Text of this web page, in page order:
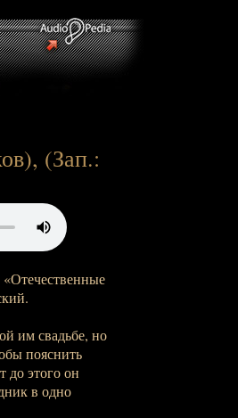
(Зап.:
им свадьбе, но
пояснить
до этого он
в одно